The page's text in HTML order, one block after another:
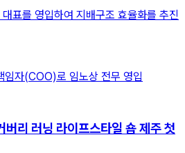
표를 영입하여 지배구조 효율화를 추진
리 러닝 라이프스타일 숍 제주 첫